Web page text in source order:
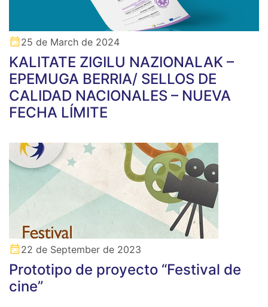
25 de March de 2024
KALITATE ZIGILU NAZIONALAK –
EPEMUGA BERRIA/ SELLOS DE
CALIDAD NACIONALES – NUEVA
FECHA LÍMITE
22 de September de 2023
Prototipo de proyecto “Festival de
cine”